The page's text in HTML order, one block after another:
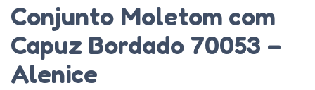
Conjunto Moletom com
Capuz Bordado 70053 –
Alenice